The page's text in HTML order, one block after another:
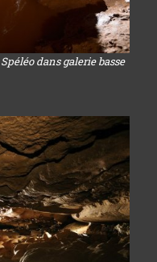
dans galerie basse